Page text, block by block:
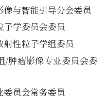
与智能引导分会委员
子学委员会委员
性粒子学组委员
/肿瘤影像专业委员会委
员会常务委员